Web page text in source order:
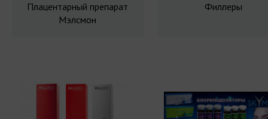
Плацентарный препарат
Мэлсмон
Филлеры